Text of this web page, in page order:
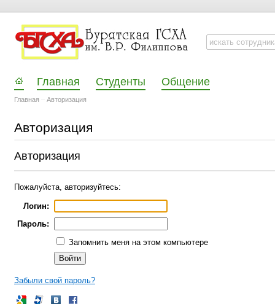
Главная Студенты Общение
Главная Авторизация
Авторизация
Авторизация
Пожалуйста, авторизуйтесь:
Логин:
Пароль:
Запомнить меня на этом компьютере
Забыли свой пароль?